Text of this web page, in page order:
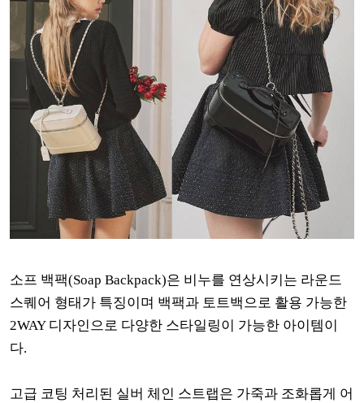
소프 백팩(Soap Backpack)은 비누를 연상시키는 라운드
스퀘어 형태가 특징이며 백팩과 토트백으로 활용 가능한
2WAY 디자인으로 다양한 스타일링이 가능한 아이템이
다.
고급 코팅 처리된 실버 체인 스트랩은 가죽과 조화롭게 어